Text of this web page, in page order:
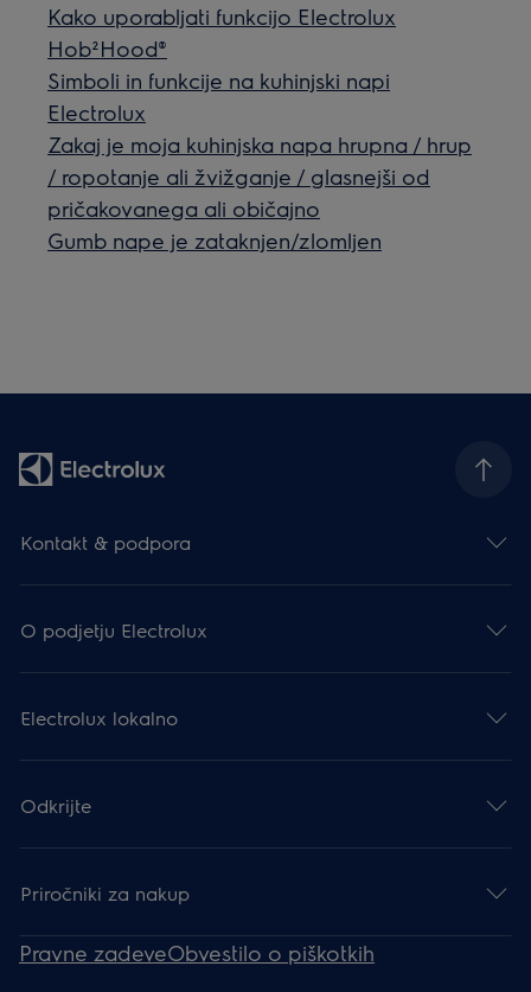
Kako uporabljati funkcijo Electrolux
Hob²Hood®
Simboli in funkcije na kuhinjski napi
Electrolux
Zakaj je moja kuhinjska napa hrupna / hrup
/ ropotanje ali žvižganje / glasnejši od
pričakovanega ali običajno
Gumb nape je zataknjen/zlomljen
Kontakt & podpora
O podjetju Electrolux
Electrolux lokalno
Odkrijte
Priročniki za nakup
Pravne zadeveObvestilo o piškotkih